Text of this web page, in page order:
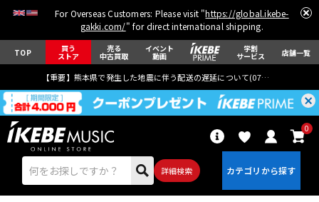
For Overseas Customers: Please visit "https://global.ikebe-
gakki.com/" for direct international shipping.
TOP 買う
ストア
売る
中古買取
イベント
動画
学割
サービス 店舗一覧
【重要】熊本県で発生した地震に伴う配送の遅延について(07月29日
詳細検索
0